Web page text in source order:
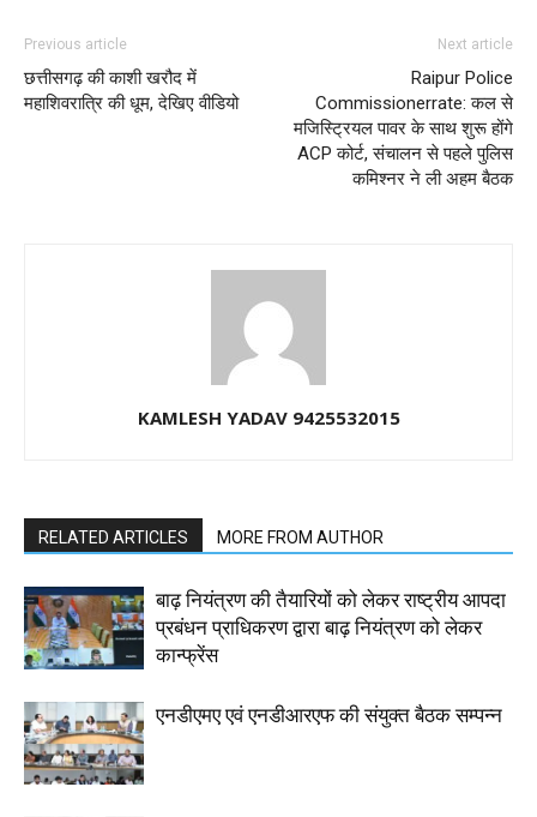
Previous article
छत्तीसगढ़ की काशी खरौद में
महाशिवरात्रि की धूम, देखिए वीडियो
Next article
Raipur Police
Commissionerrate: कल से
मजिस्ट्रियल पावर के साथ शुरू होंगे
ACP कोर्ट, संचालन से पहले पुलिस
कमिश्नर ने ली अहम बैठक
KAMLESH YADAV 9425532015
RELATED ARTICLES MORE FROM AUTHOR
बाढ़ नियंत्रण की तैयारियों को लेकर राष्ट्रीय आपदा
प्रबंधन प्राधिकरण द्वारा बाढ़ नियंत्रण को लेकर
कान्फ्रेंस
एनडीएमए एवं एनडीआरएफ की संयुक्त बैठक सम्पन्न